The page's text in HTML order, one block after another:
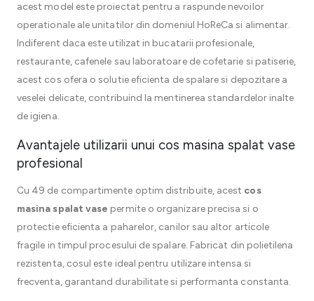
acest model este proiectat pentru a raspunde nevoilor
operationale ale unitatilor din domeniul HoReCa si alimentar.
Indiferent daca este utilizat in bucatarii profesionale,
restaurante, cafenele sau laboratoare de cofetarie si patiserie,
acest cos ofera o solutie eficienta de spalare si depozitare a
veselei delicate, contribuind la mentinerea standardelor inalte
de igiena.
Avantajele utilizarii unui cos masina spalat vase
profesional
Cu 49 de compartimente optim distribuite, acest cos
masina spalat vase permite o organizare precisa si o
protectie eficienta a paharelor, canilor sau altor articole
fragile in timpul procesului de spalare. Fabricat din polietilena
rezistenta, cosul este ideal pentru utilizare intensa si
frecventa, garantand durabilitate si performanta constanta.